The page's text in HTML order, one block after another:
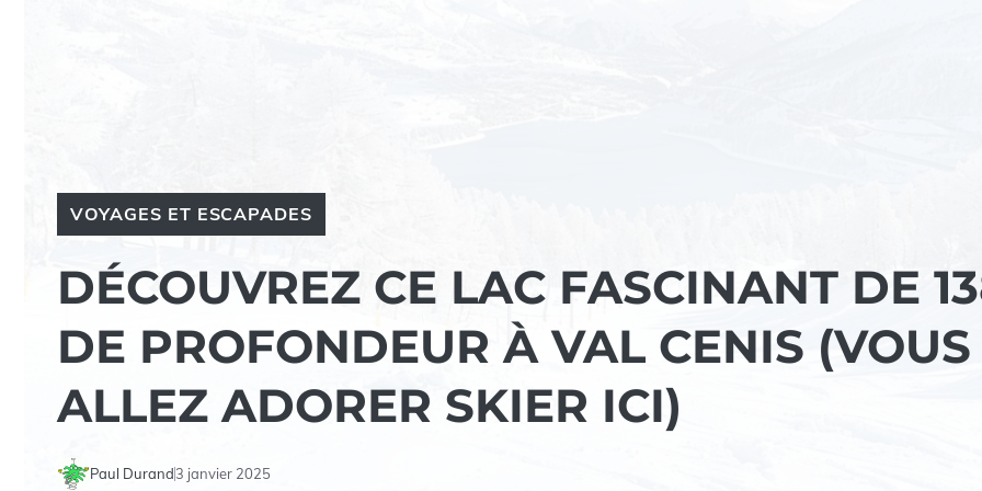
VOYAGES ET ESCAPADES
DÉCOUVREZ CE LAC FASCINANT DE
DE PROFONDEUR À VAL CENIS (VOUS
ALLEZ ADORER SKIER ICI)
Paul Durand3 janvier 2025